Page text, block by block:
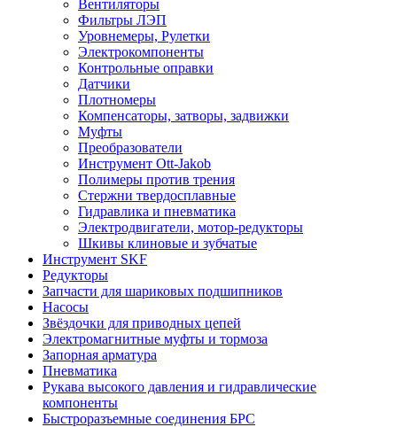
Вентиляторы
Фильтры ЛЭП
Уровнемеры, Рулетки
Электрокомпоненты
Контрольные оправки
Датчики
Плотномеры
Компенсаторы, затворы, задвижки
Муфты
Преобразователи
Инструмент Ott-Jakob
Полимеры против трения
Стержни твердосплавные
Гидравлика и пневматика
Электродвигатели, мотор-редукторы
Шкивы клиновые и зубчатые
Инструмент SKF
Редукторы
Запчасти для шариковых подшипников
Насосы
Звёздочки для приводных цепей
Электромагнитные муфты и тормоза
Запорная арматура
Пневматика
Рукава высокого давления и гидравлические
компоненты
Быстроразъемные соединения БРС